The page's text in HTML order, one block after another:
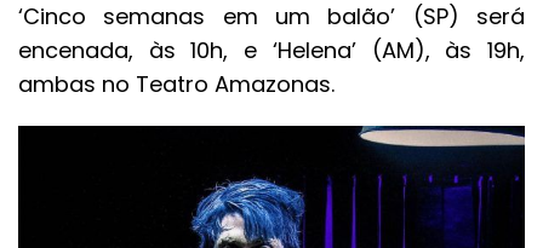
‘Cinco semanas em um balão’ (SP) será
encenada, às 10h, e ‘Helena’ (AM), às 19h,
ambas no Teatro Amazonas.